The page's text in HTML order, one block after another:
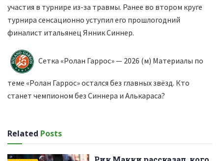
участия в турнире из-за травмы. Ранее во втором круге
турнира сенсационно уступил его прошлогодний
финалист итальянец Янник Синнер.
Сетка «Ролан Гаррос» — 2026 (м) Материалы по
теме «Ролан Гаррос» остался без главных звёзд. Кто
станет чемпионом без Синнера и Алькараса?
Related Posts